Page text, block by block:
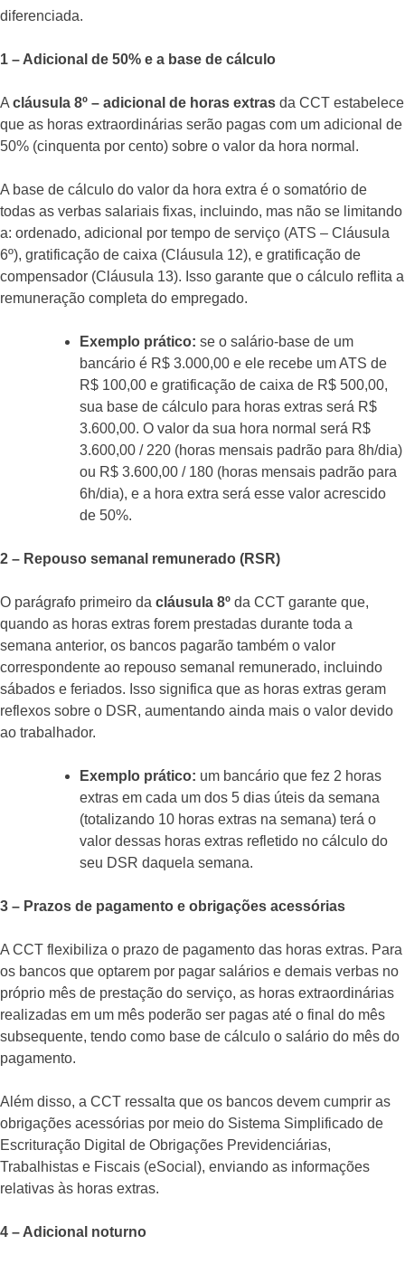
diferenciada.
1 – Adicional de 50% e a base de cálculo
A cláusula 8º – adicional de horas extras da CCT estabelece
que as horas extraordinárias serão pagas com um adicional de
50% (cinquenta por cento) sobre o valor da hora normal.
A base de cálculo do valor da hora extra é o somatório de
todas as verbas salariais fixas, incluindo, mas não se limitando
a: ordenado, adicional por tempo de serviço (ATS – Cláusula
6º), gratificação de caixa (Cláusula 12), e gratificação de
compensador (Cláusula 13). Isso garante que o cálculo reflita a
remuneração completa do empregado.
Exemplo prático: se o salário-base de um
bancário é R$ 3.000,00 e ele recebe um ATS de
R$ 100,00 e gratificação de caixa de R$ 500,00,
sua base de cálculo para horas extras será R$
3.600,00. O valor da sua hora normal será R$
3.600,00 / 220 (horas mensais padrão para 8h/dia)
ou R$ 3.600,00 / 180 (horas mensais padrão para
6h/dia), e a hora extra será esse valor acrescido
de 50%.
2 – Repouso semanal remunerado (RSR)
O parágrafo primeiro da cláusula 8º da CCT garante que,
quando as horas extras forem prestadas durante toda a
semana anterior, os bancos pagarão também o valor
correspondente ao repouso semanal remunerado, incluindo
sábados e feriados. Isso significa que as horas extras geram
reflexos sobre o DSR, aumentando ainda mais o valor devido
ao trabalhador.
Exemplo prático: um bancário que fez 2 horas
extras em cada um dos 5 dias úteis da semana
(totalizando 10 horas extras na semana) terá o
valor dessas horas extras refletido no cálculo do
seu DSR daquela semana.
3 – Prazos de pagamento e obrigações acessórias
A CCT flexibiliza o prazo de pagamento das horas extras. Para
os bancos que optarem por pagar salários e demais verbas no
próprio mês de prestação do serviço, as horas extraordinárias
realizadas em um mês poderão ser pagas até o final do mês
subsequente, tendo como base de cálculo o salário do mês do
pagamento.
Além disso, a CCT ressalta que os bancos devem cumprir as
obrigações acessórias por meio do Sistema Simplificado de
Escrituração Digital de Obrigações Previdenciárias,
Trabalhistas e Fiscais (eSocial), enviando as informações
relativas às horas extras.
4 – Adicional noturno